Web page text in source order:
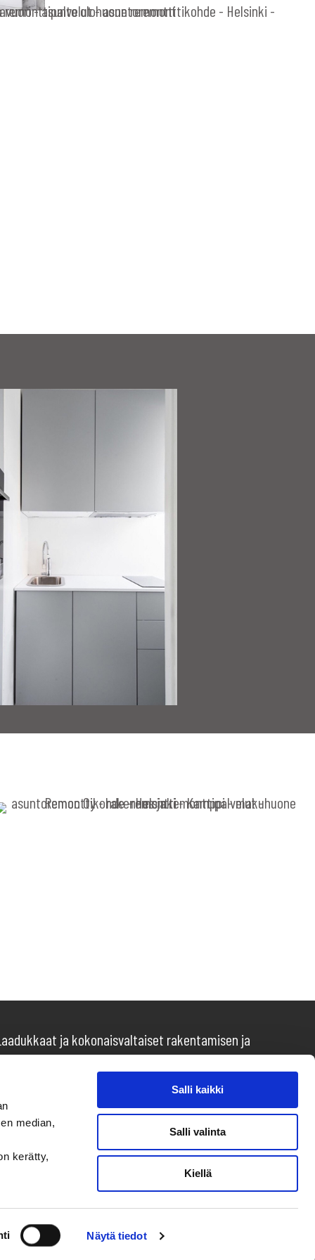
median,
kerätty,
Näytä tiedot
Salli kaikki
Salli valinta
Kiellä
ja kokonaisvaltaiset rakentamisen ja
palvelut monen vuoden kokemuksella niin
kuin yrityksille pk-seudulla.